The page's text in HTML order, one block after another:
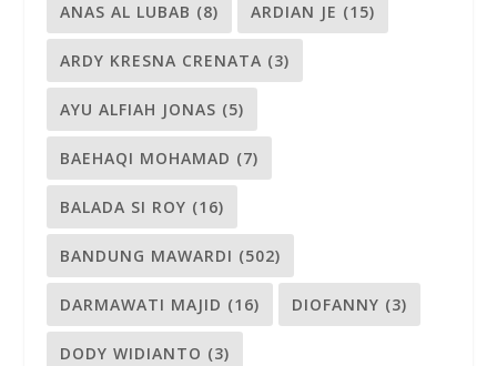
ANAS AL LUBAB (8) ARDIAN JE (15)
ARDY KRESNA CRENATA (3)
AYU ALFIAH JONAS (5)
BAEHAQI MOHAMAD (7)
BALADA SI ROY (16)
BANDUNG MAWARDI (502)
DARMAWATI MAJID (16) DIOFANNY (3)
DODY WIDIANTO (3)